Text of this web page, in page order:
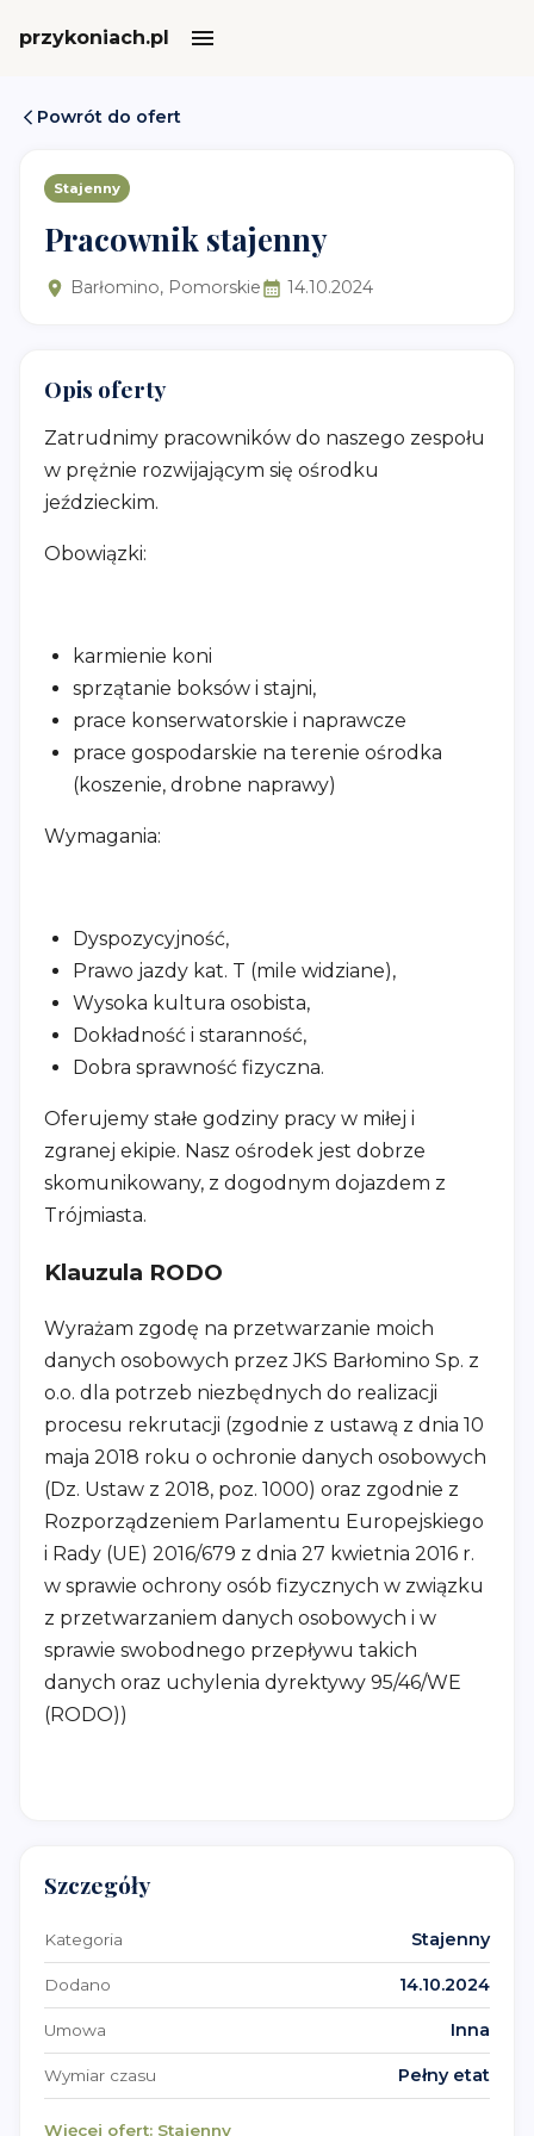
przykoniach.pl
Powrót do ofert
Stajenny
Pracownik stajenny
Barłomino, Pomorskie 14.10.2024
Opis oferty
Zatrudnimy pracowników do naszego zespołu
w prężnie rozwijającym się ośrodku
jeździeckim.
Obowiązki:
karmienie koni
sprzątanie boksów i stajni,
prace konserwatorskie i naprawcze
prace gospodarskie na terenie ośrodka
(koszenie, drobne naprawy)
Wymagania:
Dyspozycyjność,
Prawo jazdy kat. T (mile widziane),
Wysoka kultura osobista,
Dokładność i staranność,
Dobra sprawność fizyczna.
Oferujemy stałe godziny pracy w miłej i
zgranej ekipie. Nasz ośrodek jest dobrze
skomunikowany, z dogodnym dojazdem z
Trójmiasta.
Klauzula RODO
Wyrażam zgodę na przetwarzanie moich
danych osobowych przez JKS Barłomino Sp. z
o.o. dla potrzeb niezbędnych do realizacji
procesu rekrutacji (zgodnie z ustawą z dnia 10
maja 2018 roku o ochronie danych osobowych
(Dz. Ustaw z 2018, poz. 1000) oraz zgodnie z
Rozporządzeniem Parlamentu Europejskiego
i Rady (UE) 2016/679 z dnia 27 kwietnia 2016 r.
w sprawie ochrony osób fizycznych w związku
z przetwarzaniem danych osobowych i w
sprawie swobodnego przepływu takich
danych oraz uchylenia dyrektywy 95/46/WE
(RODO))
Szczegóły
Kategoria Stajenny
Dodano 14.10.2024
Umowa Inna
Wymiar czasu Pełny etat
Więcej ofert: Stajenny